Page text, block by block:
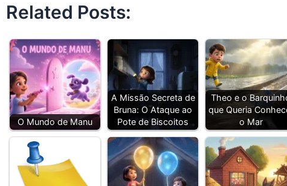
Related Posts:
O Mundo de Manu
A Missão Secreta de
Bruna: O Ataque ao
Pote de Biscoitos
Theo e o
que Queria
o Mar